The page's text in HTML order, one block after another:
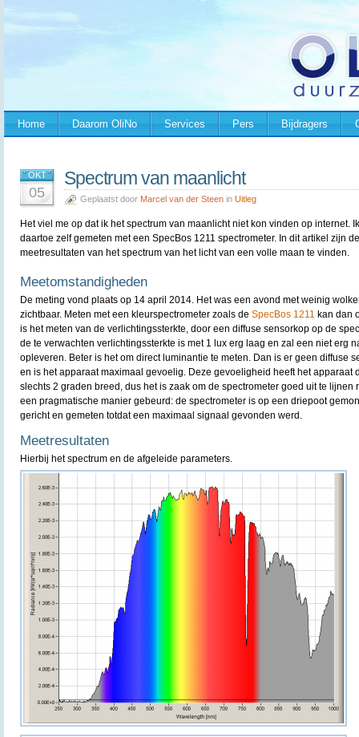
Home Daarom OliNo Services Pers Bijdragers
OKT
05
Spectrum van maanlicht
Geplaatst door Marcel van der Steen in Uitleg
Het viel me op dat ik het spectrum van maanlicht niet kon vinden op internet.
daartoe zelf gemeten met een SpecBos 1211 spectrometer. In dit artikel zijn de
meetresultaten van het spectrum van het licht van een volle maan te vinden.
Meetomstandigheden
De meting vond plaats op 14 april 2014. Het was een avond met weinig
zichtbaar. Meten met een kleurspectrometer zoals de SpecBos 1211 kan dan
is het meten van de verlichtingssterkte, door een diffuse sensorkop op de
de te verwachten verlichtingssterkte is met 1 lux erg laag en zal een niet erg
opleveren. Beter is het om direct luminantie te meten. Dan is er geen diffuse
en is het apparaat maximaal gevoelig. Deze gevoeligheid heeft het apparaat
slechts 2 graden breed, dus het is zaak om de spectrometer goed uit te lijnen
een pragmatische manier gebeurd: de spectrometer is op een driepoot
gericht en gemeten totdat een maximaal signaal gevonden werd.
Meetresultaten
Hierbij het spectrum en de afgeleide parameters.